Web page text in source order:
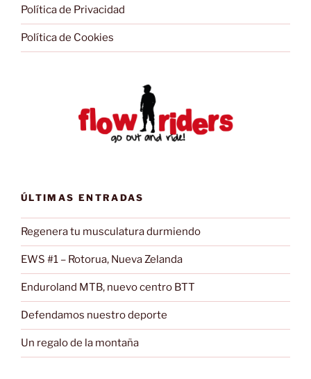
Política de Privacidad
Política de Cookies
ÚLTIMAS ENTRADAS
Regenera tu musculatura durmiendo
EWS #1 – Rotorua, Nueva Zelanda
Enduroland MTB, nuevo centro BTT
Defendamos nuestro deporte
Un regalo de la montaña